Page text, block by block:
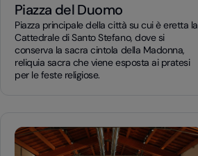
Piazza del Duomo
Piazza principale della città su cui è eretta la
Cattedrale di Santo Stefano, dove si
conserva la sacra cintola della Madonna,
reliquia sacra che viene esposta ai pratesi
per le feste religiose.